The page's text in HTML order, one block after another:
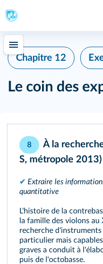
Chapitre 12
Le coin des
8
À la
S, métropole 2013)
✔ Extraire les
quantitative
L'histoire de la
la famille des violons au
recherche
particulier mais
graves a conduit à
puis de l'octobasse.